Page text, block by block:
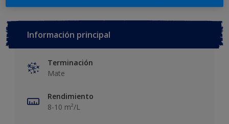
Información principal
Terminación
Mate
Rendimiento
8-10 m²/L